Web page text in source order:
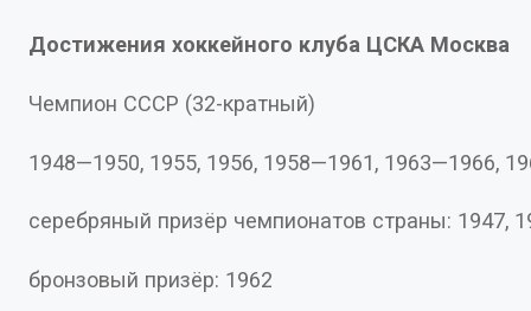
Достижения хоккейного клуба ЦСКА Москва
Чемпион СССР (32-кратный)
1948—1950, 1955, 1956, 1958—1961,
бронзовый призёр: 1962